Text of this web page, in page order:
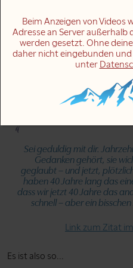
Aber sei geduldig mit dir,
Wir tun hier etwas, was wir
haben. Jahrzehntelang haben
gehört und haben sie wichtig
geglaubt – und jetzt, plötzlich,
wenn wir 40 Jahre lang das
nicht, dass wir jetzt 40 Jahre
sehr schnell – aber ein
Sei geduldig mit dir.
Gedanken gehört, sie
geglaubt – und jetzt,
haben 40 Jahre lang das
dass wir jetzt 40 Jahre das
schnell – aber ein
Link zum Zitat
Es ist also so...
Beim Anzeigen von Videos
Adresse an Server außerhalb
werden gesetzt. Ohne
daher nicht eingebunden
unter